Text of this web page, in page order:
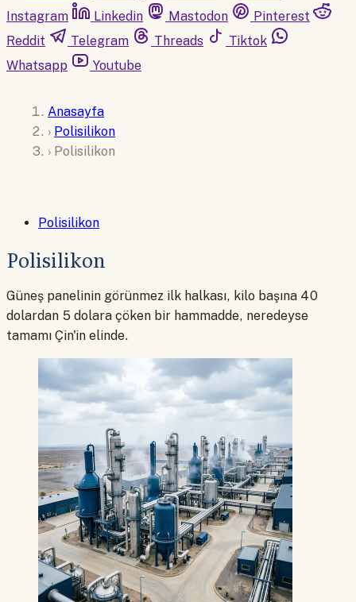
Instagram
Linkedin Mastodon
Pinterest
Reddit
Telegram Threads
Tiktok
Whatsapp
Youtube
Anasayfa
› Polisilikon
› Polisilikon
Polisilikon
Polisilikon
Güneş panelinin görünmez ilk halkası, kilo başına 40
dolardan 5 dolara çöken bir hammadde, neredeyse
tamamı Çin'in elinde.